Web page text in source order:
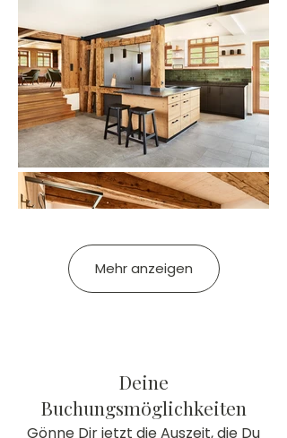
Mehr anzeigen
Deine
Buchungsmöglichkeiten
Gönne Dir jetzt die Auszeit, die Du